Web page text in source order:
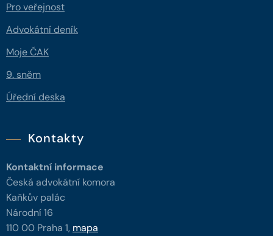
Pro veřejnost
Advokátní deník
Moje ČAK
9. sněm
Úřední deska
Kontakty
Kontaktní informace
Česká advokátní komora
Kaňkův palác
Národní 16
110 00 Praha 1, mapa